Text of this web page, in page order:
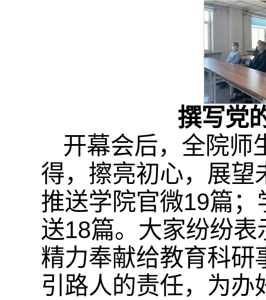
撰写党
开幕会后，全院师
得，擦亮初心，展望
推送学院官微19篇
送18篇。大家纷纷
精力奉献给教育科研
引路人的责任，为